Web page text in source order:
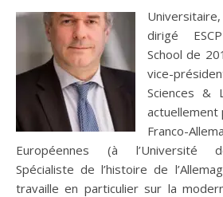
dirigé
School de
vice-
Sciences &
actuellement
Franco-
Européennes (à l’Université
Spécialiste de l’histoire de
travaille en particulier sur la